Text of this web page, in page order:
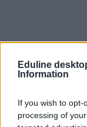
Eduline
Information
If you wish to
processing of